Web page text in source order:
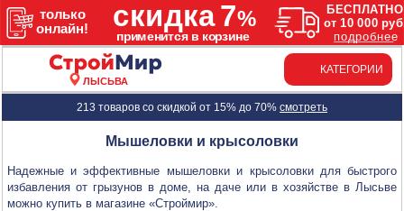
ЛЫСЬВА
КАТЕГОРИИ
213 товаров со скидкой от 15% до 70% смотреть
Мышеловки и крысоловки
Надежные и эффективные мышеловки и крысоловки для быстрого
избавления от грызунов в доме, на даче или в хозяйстве в Лысьве
можно купить в магазине «Строймир».